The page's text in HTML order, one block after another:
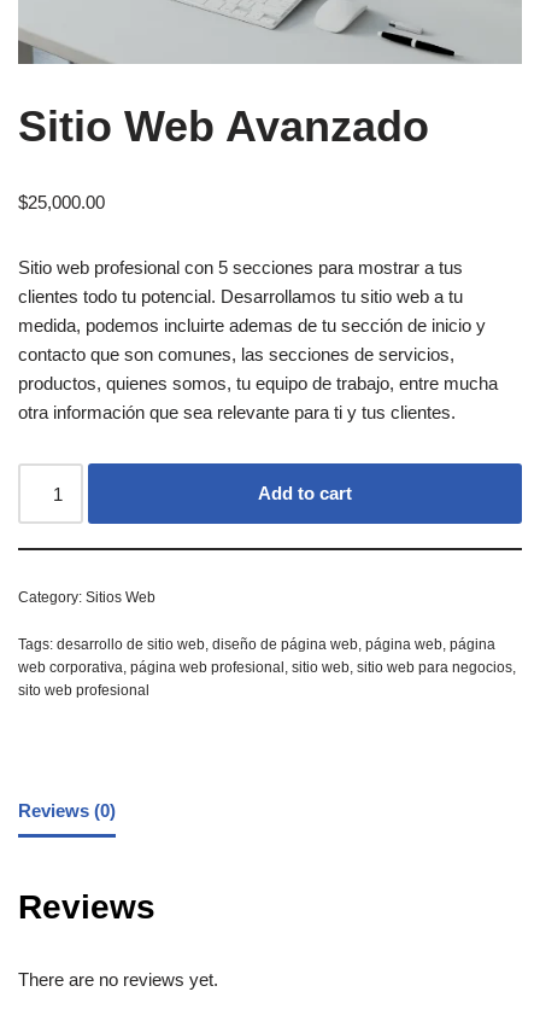
Sitio Web Avanzado
$25,000.00
Sitio web profesional con 5 secciones para mostrar a tus
clientes todo tu potencial. Desarrollamos tu sitio web a tu
medida, podemos incluirte ademas de tu sección de inicio y
contacto que son comunes, las secciones de servicios,
productos, quienes somos, tu equipo de trabajo, entre mucha
otra información que sea relevante para ti y tus clientes.
Add to cart
Category: Sitios Web
Tags: desarrollo de sitio web, diseño de página web, página web, página
web corporativa, página web profesional , sitio web, sitio web para negocios,
sito web profesional
Reviews (0)
Reviews
There are no reviews yet.